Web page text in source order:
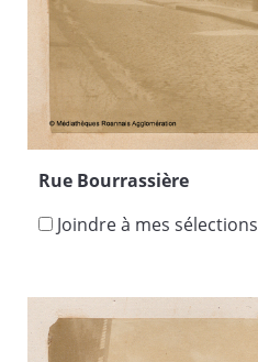
Rue Bourrassière
Joindre à mes sélections